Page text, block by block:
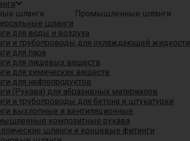
Промышленные шланги
шланги
для воды и воздуха
и трубопроводы для охлаждающей жидкости
для пара
для пищевых веществ
для химических веществ
для нефтепродуктов
(Рукава) для абразивных материалов
и трубопроводы для бетона и штукатурки
выхлопные и вентиляционные
композитные рукава
шланги и концевые фитинги